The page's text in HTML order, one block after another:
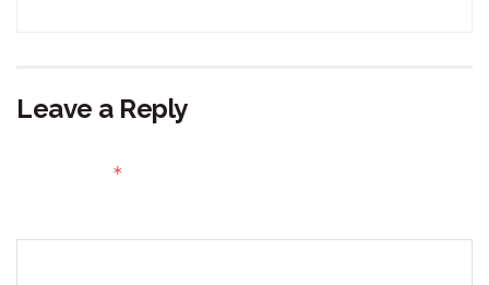
Leave a Reply
*